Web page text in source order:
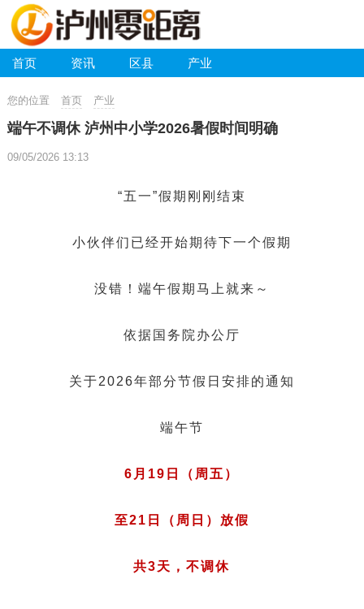
首页 资讯 区县 产业
您的位置 首页 产业
端午不调休 泸州中小学2026暑假时间明确
09/05/2026 13:13
“五一”假期刚刚结束
小伙伴们已经开始期待下一个假期
没错！端午假期马上就来～
依据 国务院办公厅
关于2026年部分节假日安排的通知
端午节
6月19日（周五）
至21日（周日）放假
共3天，不调休